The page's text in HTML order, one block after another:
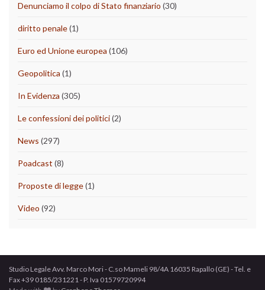
Denunciamo il colpo di Stato finanziario (30)
diritto penale(1)
Euro ed Unione europea (106)
Geopolitica (1)
In Evidenza (305)
Le confessioni dei politici(2)
News (297)
Poadcast (8)
Proposte di legge(1)
Video (92)
Studio Legale Avv. Marco Mori - C.so Mameli 98/4A 16035 Rapallo (GE) - Tel. e
Fax +39 0185/231221 - P. Iva 01579720994